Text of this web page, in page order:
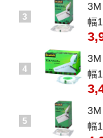
3
幅
4
幅
5
幅